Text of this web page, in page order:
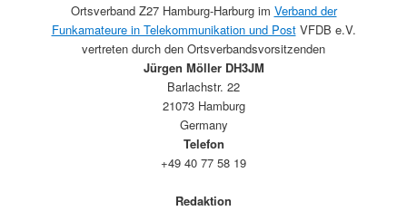
Ortsverband Z27 Hamburg-Harburg im Verband der
Funkamateure in Telekommunikation und PostVFDB e.V.
vertreten durch den Ortsverbandsvorsitzenden
Jürgen Möller DH3JM
Barlachstr. 22
21073 Hamburg
Germany
Telefon
+49 40 77 58 19
Redaktion